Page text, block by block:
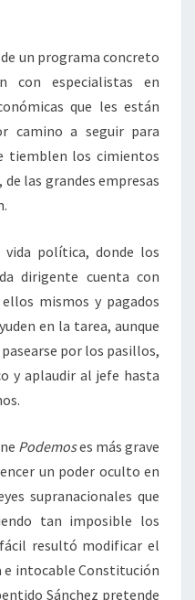
un programa concreto
con especialistas en
que les están
camino a seguir para
tiemblen los cimientos
las grandes empresas
política, donde los
dirigente cuenta con
mismos y pagados
en la tarea, aunque
por los pasillos,
y aplaudir al jefe hasta
Podemoses más grave
un poder oculto en
supranacionales que
tan imposible los
resultó modificar el
e intocable Constitución
Sánchez pretende